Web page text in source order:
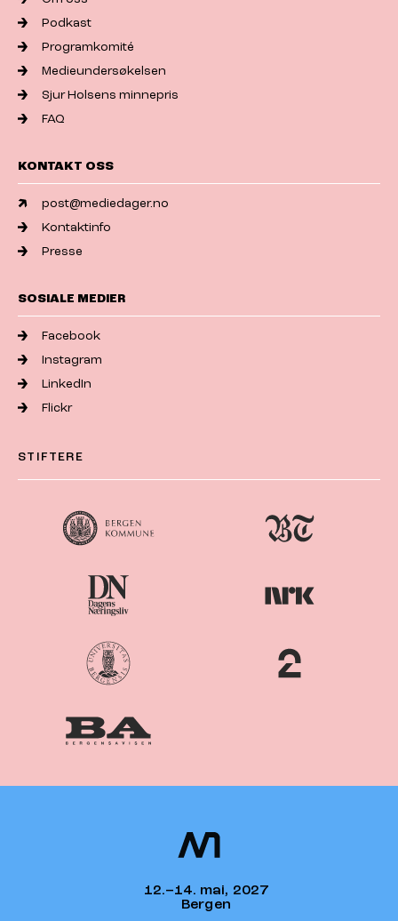
Podkast
Programkomité
Medieundersøkelsen
Sjur Holsens minnepris
FAQ
KONTAKT OSS
post@mediedager.no
Kontaktinfo
Presse
SOSIALE MEDIER
Facebook
Instagram
LinkedIn
Flickr
STIFTERE
12.–14. mai, 2027
Bergen